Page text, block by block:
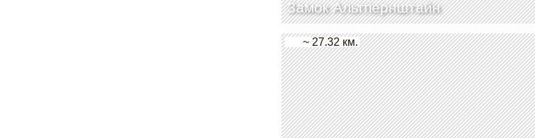
Замок Альтпернштайн
~ 27.32 км.